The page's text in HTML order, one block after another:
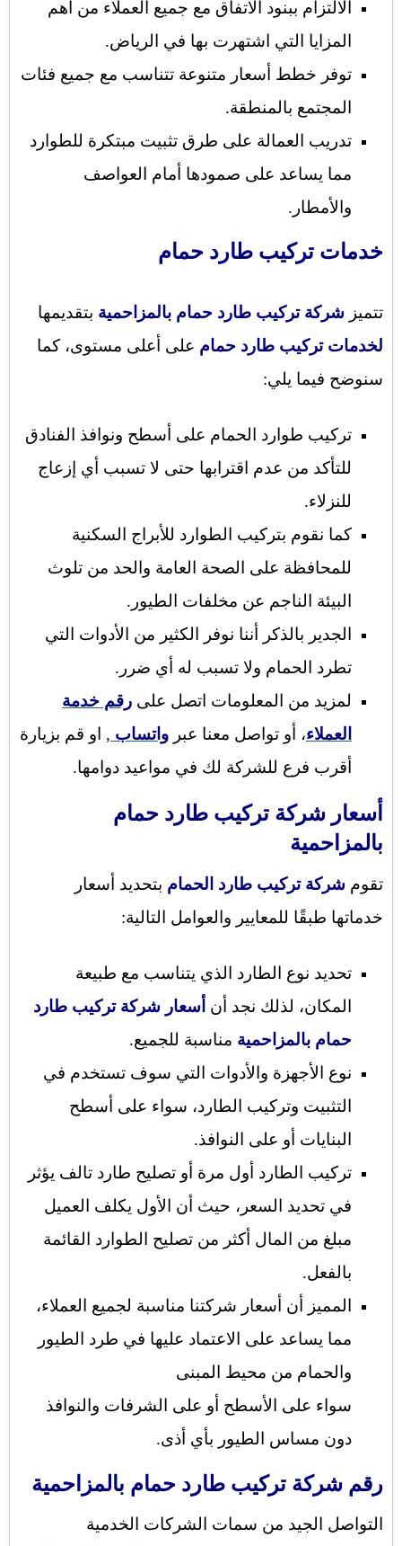
الالتزام ببنود الاتفاق مع جميع العملاء من أهم
المزايا التي اشتهرت بها في الرياض.
توفر خطط أسعار متنوعة تتناسب مع جميع فئات
المجتمع بالمنطقة.
تدريب العمالة على طرق تثبيت مبتكرة للطوارد
مما يساعد على صمودها أمام العواصف
والأمطار.
خدمات تركيب طارد حمام
تتميز شركة تركيب طارد حمام بالمزاحمية بتقديمها
لخدمات تركيب طارد حمام على أعلى مستوى، كما
سنوضح فيما يلي:
تركيب طوارد الحمام على أسطح ونوافذ الفنادق
للتأكد من عدم اقترابها حتى لا تسبب أي إزعاج
للنزلاء.
كما نقوم بتركيب الطوارد للأبراج السكنية
للمحافظة على الصحة العامة والحد من تلوث
البيئة الناجم عن مخلفات الطيور.
الجدير بالذكر أننا نوفر الكثير من الأدوات التي
تطرد الحمام ولا تسبب له أي ضرر.
لمزيد من المعلومات اتصل على رقم خدمة
العملاء، أو تواصل معنا عبر واتساب , او قم بزيارة
أقرب فرع للشركة لك في مواعيد دوامها.
أسعار شركة تركيب طارد حمام
بالمزاحمية
تقوم شركة تركيب طارد الحمام بتحديد أسعار
خدماتها طبقًا للمعايير والعوامل التالية:
تحديد نوع الطارد الذي يتناسب مع طبيعة
المكان، لذلك نجد أن أسعار شركة تركيب طارد
حمام بالمزاحمية مناسبة للجميع.
نوع الأجهزة والأدوات التي سوف تستخدم في
التثبيت وتركيب الطارد، سواء على أسطح
البنايات أو على النوافذ.
تركيب الطارد أول مرة أو تصليح طارد تالف يؤثر
في تحديد السعر، حيث أن الأول يكلف العميل
مبلغ من المال أكثر من تصليح الطوارد القائمة
بالفعل.
المميز أن أسعار شركتنا مناسبة لجميع العملاء،
مما يساعد على الاعتماد عليها في طرد الطيور
والحمام من محيط المبنى
سواء على الأسطح أو على الشرفات والنوافذ
دون مساس الطيور بأي أذى.
رقم شركة تركيب طارد حمام بالمزاحمية
التواصل الجيد من سمات الشركات الخدمية